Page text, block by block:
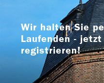
Wir halten Sie
Laufenden -
registrieren!